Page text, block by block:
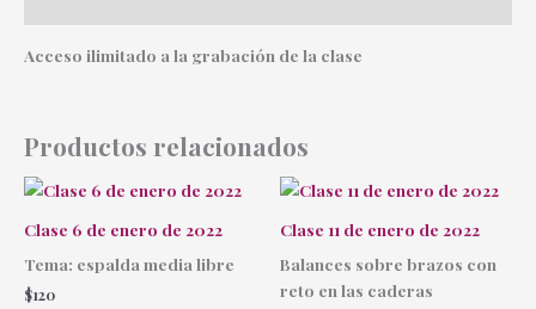
Acceso ilimitado a la grabación de la clase
Productos relacionados
Clase 6 de enero de 2022
Tema: espalda media libre
$120
Clase 11 de enero de 2022
Balances sobre brazos con
reto en las caderas